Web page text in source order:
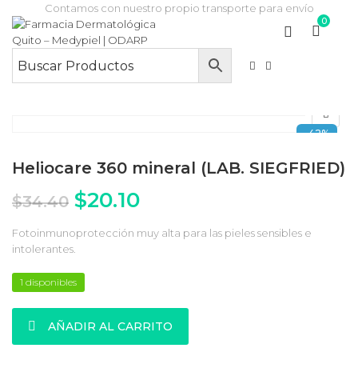
Contamos con nuestro propio transporte para envío
0
-42%
Heliocare 360 mineral (LAB. SIEGFRIED)
$34.40 El precio original era:
$20.10El precio actual es:
Fotoinmunoprotección muy alta para las pieles sensibles e
intolerantes.
1 disponibles
AÑADIR AL CARRITO